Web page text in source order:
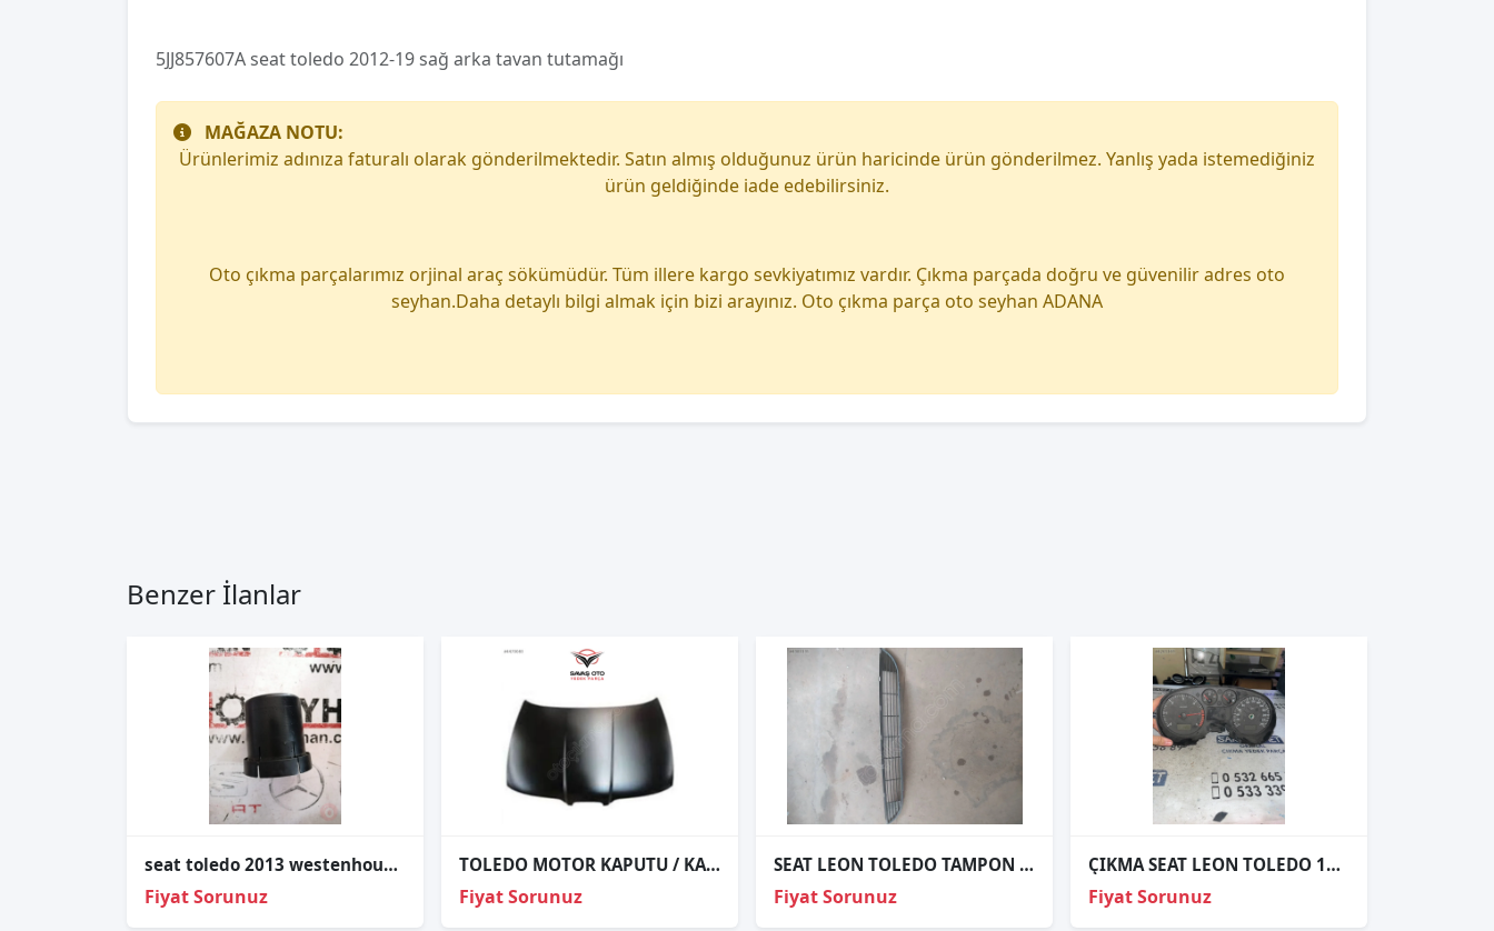
5JJ857607A seat toledo 2012-19 sağ arka tavan tutamağı
MAĞAZA NOTU:
Ürünlerimiz adınıza faturalı olarak gönderilmektedir. Satın almış olduğunuz ürün haricinde ürün gönderilmez. Yanlış yada istemediğiniz
ürün geldiğinde iade edebilirsiniz.
Oto çıkma parçalarımız orjinal araç sökümüdür. Tüm illere kargo sevkiyatımız vardır. Çıkma parçada doğru ve güvenilir adres oto
seyhan.Daha detaylı bilgi almak için bizi arayınız. Oto çıkma parça oto seyhan ADANA
Benzer İlanlar
seat toledo 2013 westenhouse ara plastigi
Fiyat Sorunuz
TOLEDO MOTOR KAPUTU / KAPUT 1999 VE ÜZERİ / KAMPANYA
Fiyat Sorunuz
SEAT LEON TOLEDO TAMPON IZGARASI 1M0853668G
Fiyat Sorunuz
ÇIKMA SEAT LEON TOLEDO 1M0920802D KİLOMETRE SAATİ
Fiyat Sorunuz